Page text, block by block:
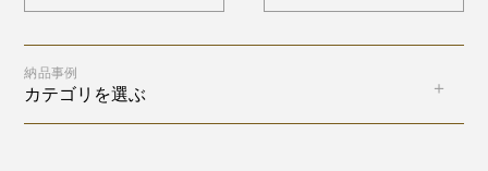
納品事例
カテゴリを選ぶ